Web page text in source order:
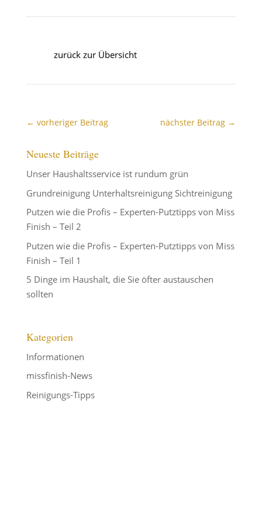
zurück zur Übersicht
← vorheriger Beitrag nächster Beitrag →
Neueste Beiträge
Unser Haushaltsservice ist rundum grün
Grundreinigung Unterhaltsreinigung Sichtreinigung
Putzen wie die Profis – Experten-Putztipps von Miss
Finish – Teil 2
Putzen wie die Profis – Experten-Putztipps von Miss
Finish – Teil 1
5 Dinge im Haushalt, die Sie öfter austauschen
sollten
Kategorien
Informationen
missfinish-News
Reinigungs-Tipps